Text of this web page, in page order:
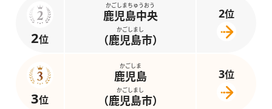
2位
かごしまちゅうおう
鹿児島中央
かごしまし
（鹿児島市）
2位
3位
かごしま
鹿児島
かごしまし
（鹿児島市）
3位